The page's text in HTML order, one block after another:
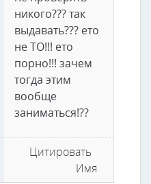
никого??? так
выдавать??? ето
не ТО!!! ето
порно!!! зачем
тогда этим
вообще
заниматься!??
Цитировать
Имя